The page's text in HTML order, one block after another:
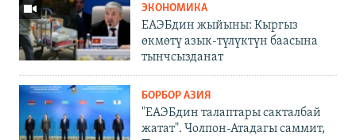
ЭКОНОМИКА
ЕАЭБдин жыйыны: Кыргыз
өкмөтү азык-түлүктүн баасына
тынчсызданат
БОРБОР АЗИЯ
"ЕАЭБдин талаптары сакталбай
жатат". Чолпон-Атадагы саммит,